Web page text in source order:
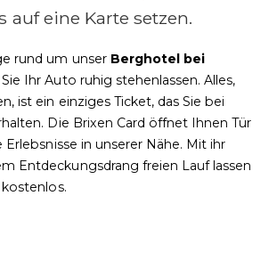
auf eine Karte setzen.
rund um unser Berghotel bei
Ihr Auto ruhig stehenlassen. Alles,
ist ein einziges Ticket, das Sie bei
Die Brixen Card öffnet Ihnen Tür
Erlebsnisse in unserer Nähe. Mit ihr
Entdeckungsdrang freien Lauf lassen